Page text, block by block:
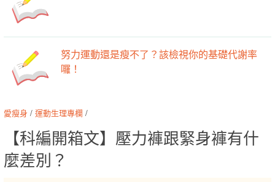
努力運動還是瘦不了？該檢視你的基礎代謝率
囉！
愛瘦身 / 運動生理專欄 /
【科編開箱文】壓力褲跟緊身褲有什
麼差別？